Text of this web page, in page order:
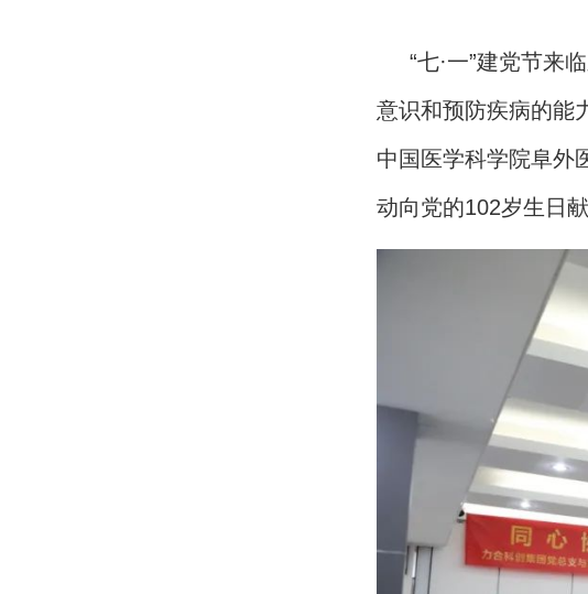
“七·一”建党节来
意识和预防疾病的能
中国医学科学院阜外
动向党的102岁生日献